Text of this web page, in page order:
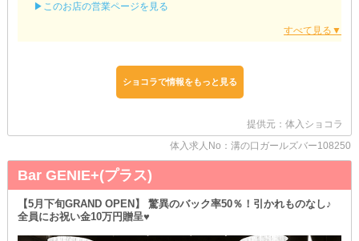
▼充実したサポート体制あり▼
そう思っている女の子はぜひ当店へ♪
遅くまで働いたあとは『送り』を使ってゆったりと帰れます♥
遠方にお住いの子でも、大きな負担なくご利用できるのが魅力です
ぜひごゆっくりと、お好きな時間をお過ごしください♪
○チェックは数回に渡って○
▶営業中の雰囲気を見てみたい
▶実際のお客様層を確認したい etc.
《バニラ》のことが気になったら、ぜひ『体験入店』へ♥
▶このお店の営業ページを見る
ショコラで情報をもっと見る
提供元：体入ショコラ
体入求人No：溝の口ガールズバー108250
Bar GENIE+(プラス)
【5月下旬GRAND OPEN】 驚異のバック率50％！引かれものなし♪
全員にお祝い金10万円贈呈♥